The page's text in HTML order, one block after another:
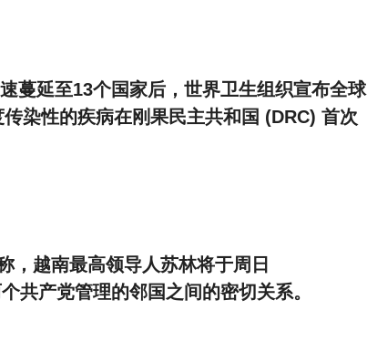
蔓延至13个国家后，世界卫生组织宣布全球
染性的疾病在刚果民主共和国 (DRC) 首次
，越南最高领导人苏林将于周日
共产党管理的邻国之间的密切关系。